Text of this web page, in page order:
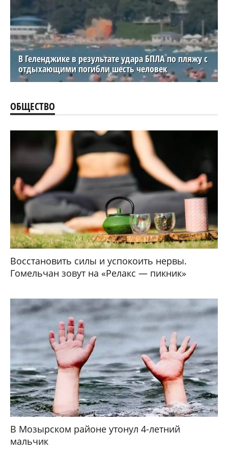
В Геленджике в результате удара БПЛА по пляжу с
отдыхающими погибли шесть человек
ОБЩЕСТВО
Восстановить силы и успокоить нервы.
Гомельчан зовут на «Релакс — пикник»
В Мозырском районе утонул 4-летний
мальчик